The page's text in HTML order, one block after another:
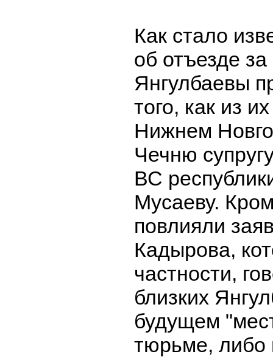
Как стало
об отъезде
Янгулбаевы
того, как из
Нижнем
Чечню
ВС
Мусаеву.
повлияли
Кадырова,
частности,
близких
будущем
тюрьме, либо